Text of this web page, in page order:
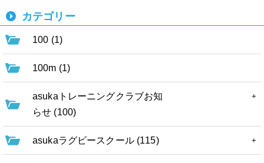
カテゴリー
100 (1)
100m (1)
asukaトレーニングクラブお知
らせ (100)
asukaラグビースクール (115)